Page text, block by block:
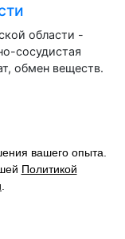
области -
сосудистая
обмен веществ.
вашего опыта.
Политикой